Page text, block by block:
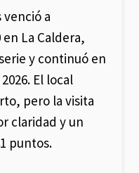
venció a
La Caldera,
y continuó en
El local
pero la visita
claridad y un
puntos.